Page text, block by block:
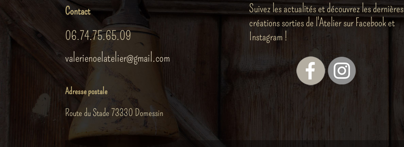
Contact
06.74.75.65.09
valerienoelatelier@gmail.com
Adresse postale
Route du Stade 73330 Domessin
Suivez les actualités et découvrez les dernières
créations sorties de l'Atelier sur Facebook et
Instagram !